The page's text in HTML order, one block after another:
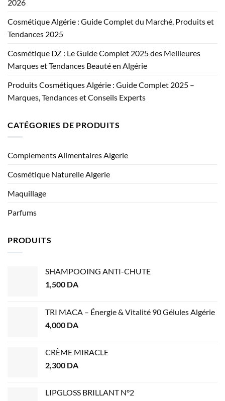
2026
Cosmétique Algérie : Guide Complet du Marché, Produits et
Tendances 2025
Cosmétique DZ : Le Guide Complet 2025 des Meilleures
Marques et Tendances Beauté en Algérie
Produits Cosmétiques Algérie : Guide Complet 2025 –
Marques, Tendances et Conseils Experts
CATÉGORIES DE PRODUITS
Complements Alimentaires Algerie
Cosmétique Naturelle Algerie
Maquillage
Parfums
PRODUITS
SHAMPOOING ANTI-CHUTE
1,500 DA
TRI MACA – Énergie & Vitalité 90 Gélules Algérie
4,000 DA
CRÈME MIRACLE
2,300 DA
LIPGLOSS BRILLANT N°2